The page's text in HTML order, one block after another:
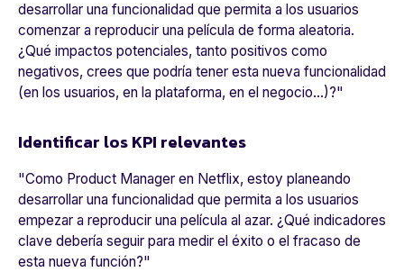
desarrollar una funcionalidad que permita a los usuarios
comenzar a reproducir una película de forma aleatoria.
¿Qué impactos potenciales, tanto positivos como
negativos, crees que podría tener esta nueva funcionalidad
(en los usuarios, en la plataforma, en el negocio...)?"
Identificar los KPI relevantes
"Como Product Manager en Netflix, estoy planeando
desarrollar una funcionalidad que permita a los usuarios
empezar a reproducir una película al azar. ¿Qué indicadores
clave debería seguir para medir el éxito o el fracaso de
esta nueva función?"